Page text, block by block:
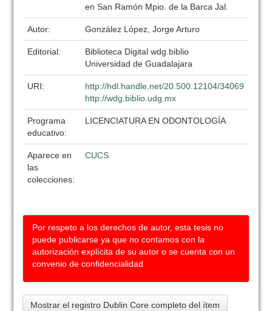
en San Ramón Mpio. de la Barca Jal.
Autor: González López, Jorge Arturo
Editorial:
Biblioteca Digital wdg.biblio
Universidad de Guadalajara
URI:
http://hdl.handle.net/20.500.12104/34069
http://wdg.biblio.udg.mx
Programa
educativo:
LICENCIATURA EN ODONTOLOGÍA
Aparece en
las
colecciones:
CUCS
Por respeto a los derechos de autor, esta tesis no
puede publicarse ya que no contamos con la
autorización explícita de su autor o se cuenta con un
convenio de confidencialidad
Mostrar el registro Dublin Core completo del ítem